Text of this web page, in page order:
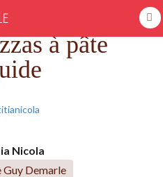
pizzas à pâte liquide
à pâte
Nicola
Guy Demarle